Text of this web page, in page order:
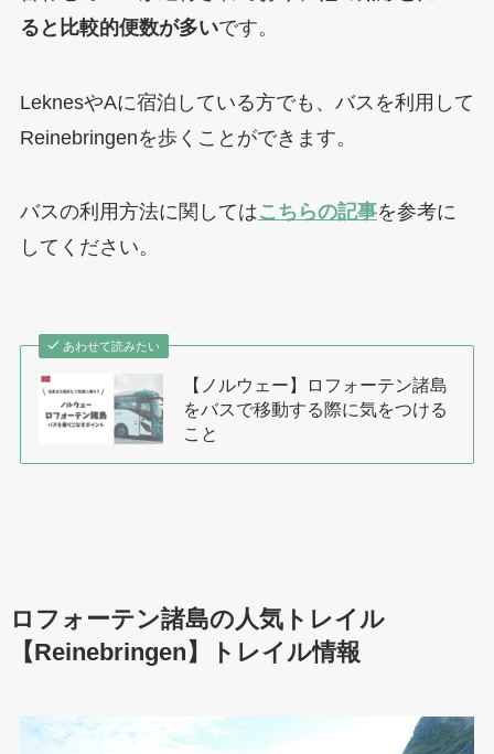
ると比較的便数が多いです。
LeknesやAに宿泊している方でも、バスを利用して
Reinebringenを歩くことができます。
バスの利用方法に関してはこちらの記事を参考に
してください。
あわせて読みたい
【ノルウェー】ロフォーテン諸島
をバスで移動する際に気をつける
こと
ロフォーテン諸島の人気トレイル
【Reinebringen】トレイル情報